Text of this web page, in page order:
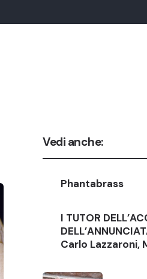
Vedi anche:
Phantabrass
I TUTOR
Carlo Lazzaroni,